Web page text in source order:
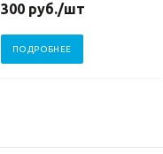
300 руб./шт
ПОДРОБНЕЕ